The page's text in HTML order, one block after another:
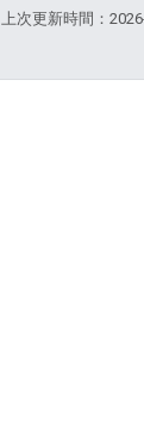
上次更新時間：